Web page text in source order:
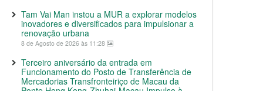
Tam Vai Man instou a MUR a explorar modelos
inovadores e diversificados para impulsionar a
renovação urbana
8 de Agosto de 2026 às 11:28
Terceiro aniversário da entrada em
Funcionamento do Posto de Transferência de
Mercadorias Transfronteiriço de Macau da